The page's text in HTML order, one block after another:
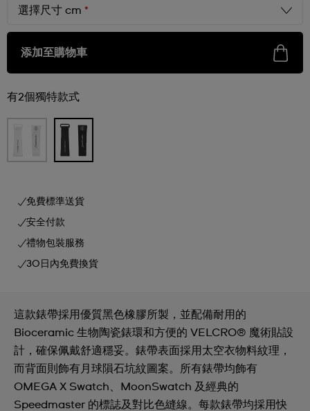
選擇尺寸 cm *
添加至購物車
有2個獨特款式
免費標準送貨
安全付款
禮物包裝服務
30日內免費換貨
這款錶帶採用優質黑色橡膠所製，並配備耐用的
Bioceramic 生物陶瓷錶環和方便的 VELCRO® 魔術貼設
計，確保佩戴舒適穩妥。錶帶表面採用太空衣物料紋理，
而背面則飾有月球隕石坑紋圖案。所有錶帶均飾有
OMEGA X Swatch、MoonSwatch 及經典的
Speedmaster 的標誌及對比色縫線。每款錶帶均採用快